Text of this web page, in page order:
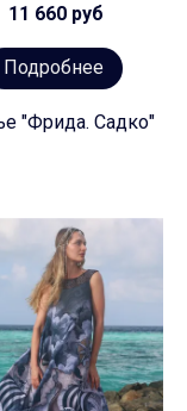
11 660 руб
Подробнее
"Фрида. Садко"